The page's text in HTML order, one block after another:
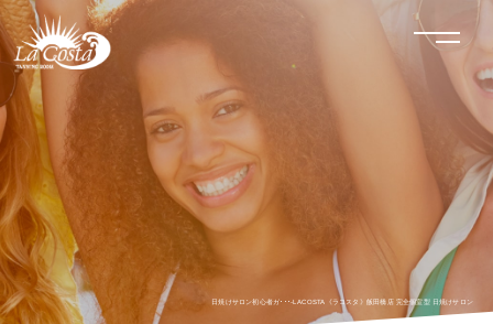
日焼けサロン初心者ガ･･･-LACOSTA《ラコスタ》飯田橋店 完全個室型 日焼けサロン
menu